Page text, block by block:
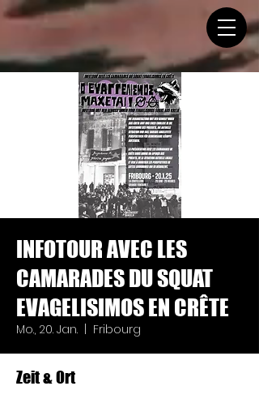
INFOTOUR AVEC LES
CAMARADES DU SQUAT
EVAGELISIMOS EN CRÊTE
Mo., 20. Jan. Fribourg
Zeit & Ort